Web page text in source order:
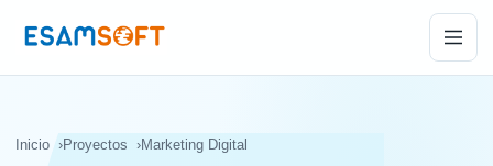
Inicio Proyectos Marketing Digital